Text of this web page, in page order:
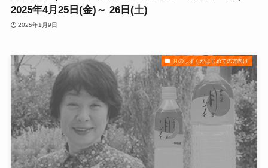
2025年4月25日(金)～ 26日(土)
2025年1月9日
月のしずくがはじめての方向け